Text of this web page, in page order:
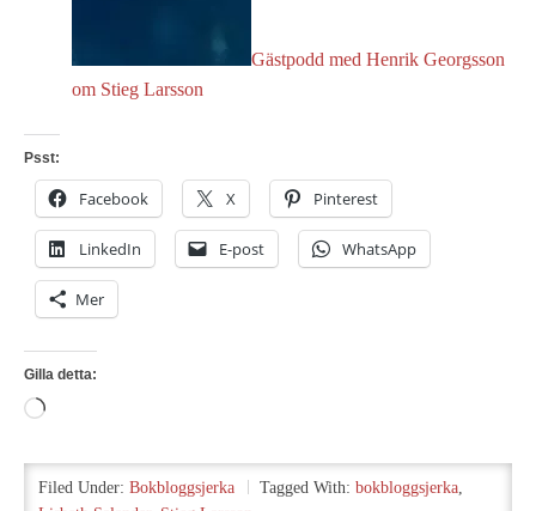
Gästpodd med Henrik Georgsson
om Stieg Larsson
Psst:
Facebook X Pinterest
LinkedIn E-post WhatsApp
Mer
Gilla detta:
Laddar
…
Filed Under: Bokbloggsjerka Tagged With: bokbloggsjerka,